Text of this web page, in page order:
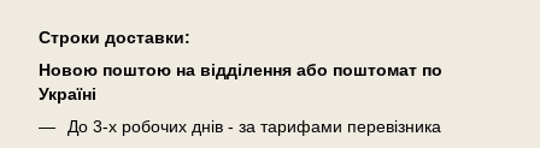
Cтроки доставки:
Новою поштою на відділення або поштомат по
Україні
До 3-х робочих днів - за тарифами перевізника